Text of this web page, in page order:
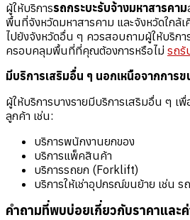
ผู้ให้บริการรถกระบะรับจ้างมหาสารคาม
พื้นที่จังหวัดมหาสารคาม และจังหวัดใกล้
ไปยังจังหวัดอื่น ๆ ควรสอบถามผู้ให้บริกา
ครอบคลุมพื้นที่ที่คุณต้องการหรือไม่ รถรั
มีบริการเสริมอื่น ๆ นอกเหนือจากการ
ผู้ให้บริการบางรายมีบริการเสริมอื่น ๆ เ
ลูกค้า เช่น:
บริการพนักงานยกของ
บริการแพ็คสินค้า
บริการรถยก (Forklift)
บริการให้เช่าอุปกรณ์ขนย้าย เช่น ร
คำถามที่พบบ่อยเกี่ยวกับราคาและ